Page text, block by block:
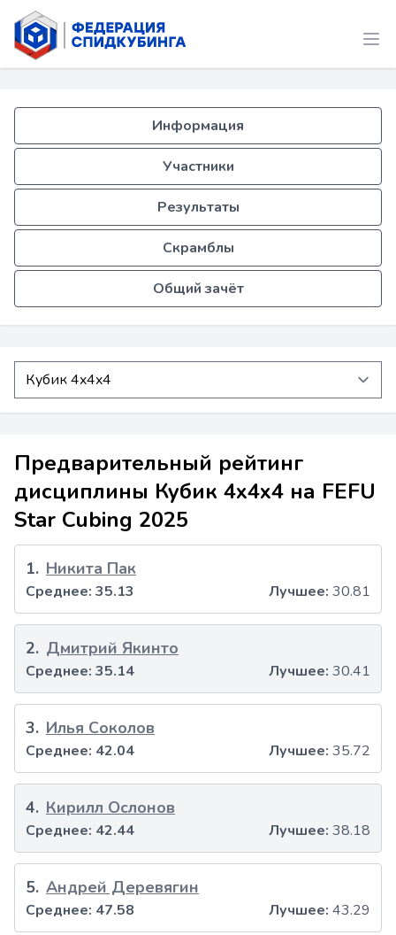
Информация
Участники
Результаты
Скрамблы
Общий зачёт
Предварительный рейтинг
дисциплины Кубик 4x4x4 на FEFU
Star Cubing 2025
1. Никита Пак
Среднее: 35.13 Лучшее: 30.81
2. Дмитрий Якинто
Среднее: 35.14 Лучшее: 30.41
3. Илья Соколов
Среднее: 42.04 Лучшее: 35.72
4. Кирилл Ослонов
Среднее: 42.44 Лучшее: 38.18
5. Андрей Деревягин
Среднее: 47.58 Лучшее: 43.29